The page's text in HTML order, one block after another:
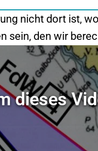
nicht dort ist,
sein, den wir
dieses